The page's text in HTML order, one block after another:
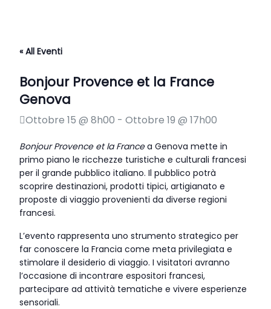
« All Eventi
Bonjour Provence et la France
Genova
Ottobre 15 @ 8h00 - Ottobre 19 @ 17h00
Bonjour Provence et la Francea Genova mette in
primo piano le ricchezze turistiche e culturali francesi
per il grande pubblico italiano. Il pubblico potrà
scoprire destinazioni, prodotti tipici, artigianato e
proposte di viaggio provenienti da diverse regioni
francesi.
L’evento rappresenta uno strumento strategico per
far conoscere la Francia come meta privilegiata e
stimolare il desiderio di viaggio. I visitatori avranno
l’occasione di incontrare espositori francesi,
partecipare ad attività tematiche e vivere esperienze
sensoriali.